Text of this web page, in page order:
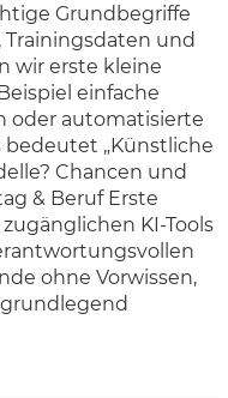
Grundbegriffe
Trainingsdaten und
wir erste kleine
einfache
oder automatisierte
bedeutet „Künstliche
Chancen und
& Beruf Erste
KI-Tools
ohne Vorwissen,